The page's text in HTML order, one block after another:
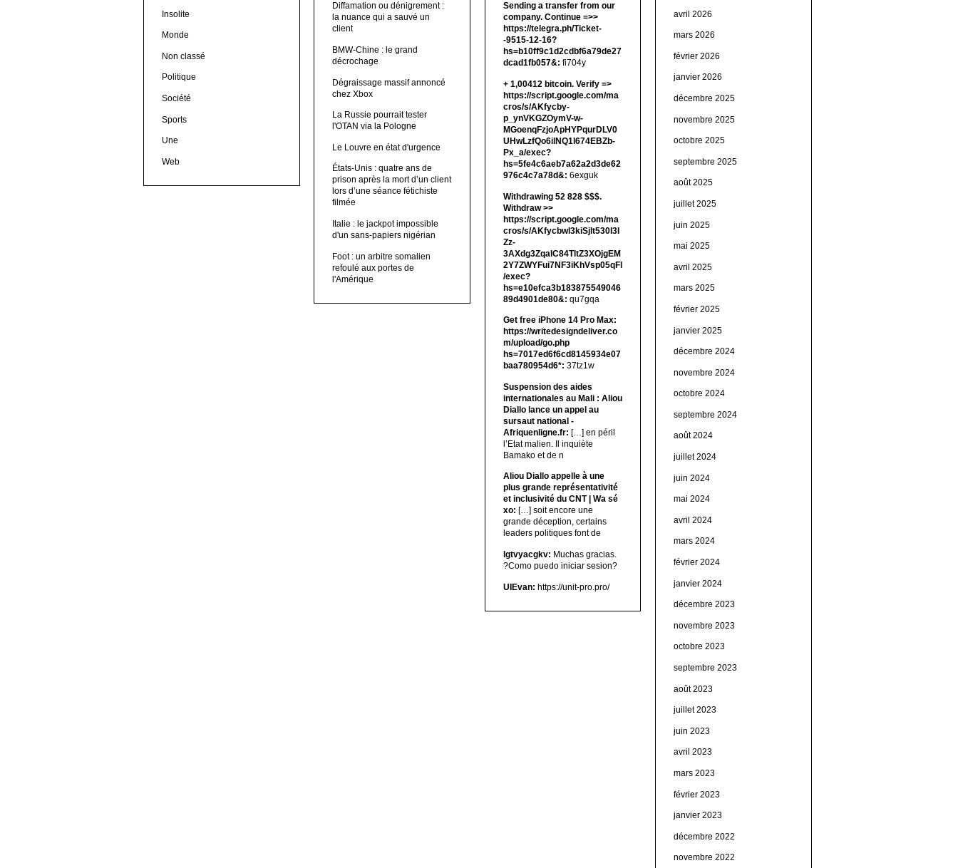
Insolite
Monde
Non classé
Politique
Société
Sports
Une
Web
Diffamation ou dénigrement :
la nuance qui a sauvé un
client
BMW-Chine : le grand
décrochage
Dégraissage massif annoncé
chez Xbox
La Russie pourrait tester
l'OTAN via la Pologne
Le Louvre en état d'urgence
États-Unis : quatre ans de
prison après la mort d’un client
lors d’une séance fétichiste
filmée
Italie : le jackpot impossible
d'un sans-papiers nigérian
Foot : un arbitre somalien
refoulé aux portes de
l'Amérique
Sending a transfer from our
company. Continue =>>
https://telegra.ph/Ticket-
-9515-12-16?
hs=b10ff9c1d2cdbf6a79de27
dcad1fb057&: fi704y
+ 1,00412 bitсоin. Verify =>
https://script.google.com/ma
cros/s/AKfycby-
p_ynVKGZOymV-w-
MGoenqFzjoApHYPqurDLV0
UHwLzfQo6ilNQ1l674EBZb-
Px_a/exec?
hs=5fe4c6aeb7a62a2d3de62
976c4c7a78d&: 6exguk
Withdrawing 52 828 $$$.
Withdrаw >>
https://script.google.com/ma
cros/s/AKfycbwl3kiSjlt530I3l
Zz-
3AXdg3ZqalC84TltZ3XOjgEM
2Y7ZWYFui7NF3iKhVsp05qFl
/exec?
hs=e10efca3b183875549046
89d4901de80&: qu7gqa
Get free iPhone 14 Pro Max:
https://writedesigndeliver.co
m/upload/go.php
hs=7017ed6f6cd8145934e07
baa780954d6*: 37tz1w
Suspension des aides
internationales au Mali : Aliou
Diallo lance un appel au
sursaut national -
Afriquenligne.fr: […] en péril
l’Etat malien. Il inquiète
Bamako et de n
Aliou Diallo appelle à une
plus grande représentativité
et inclusivité du CNT | Wa sé
xo: […] soit encore une
grande déception, certains
leaders politiques font de
lgtvyacgkv: Muchas gracias.
?Como puedo iniciar sesion?
UIEvan: https://unit-pro.pro/
avril 2026
mars 2026
février 2026
janvier 2026
décembre 2025
novembre 2025
octobre 2025
septembre 2025
août 2025
juillet 2025
juin 2025
mai 2025
avril 2025
mars 2025
février 2025
janvier 2025
décembre 2024
novembre 2024
octobre 2024
septembre 2024
août 2024
juillet 2024
juin 2024
mai 2024
avril 2024
mars 2024
février 2024
janvier 2024
décembre 2023
novembre 2023
octobre 2023
septembre 2023
août 2023
juillet 2023
juin 2023
avril 2023
mars 2023
février 2023
janvier 2023
décembre 2022
novembre 2022